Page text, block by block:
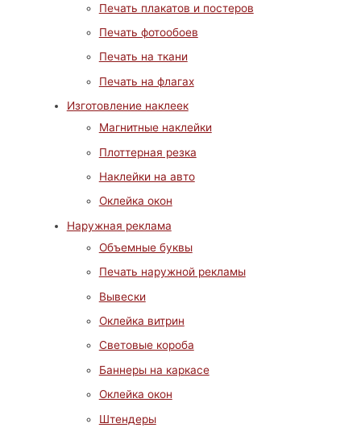
Печать плакатов и постеров
Печать фотообоев
Печать на ткани
Печать на флагах
Изготовление наклеек
Магнитные наклейки
Плоттерная резка
Наклейки на авто
Оклейка окон
Наружная реклама
Объемные буквы
Печать наружной рекламы
Вывески
Оклейка витрин
Световые короба
Баннеры на каркасе
Оклейка окон
Штендеры